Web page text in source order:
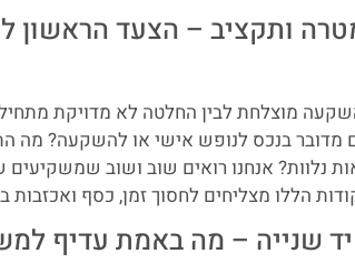
ותקציב – הצעד הראשון
מוצלחת לבין החלטה לא מדויקת
בנכס לנופש אישי או להשקעה? מה
נלוות? אנחנו רואים שוב ושוב
הללו מצליחים לחסוך זמן, כסף
שנייה – מה באמת עדיף